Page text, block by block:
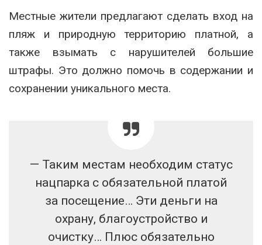
Местные жители предлагают сделать вход на
пляж и природную территорию платной, а
также взымать с нарушителей большие
штрафы. Это должно помочь в содержании и
сохранении уникального места.
— Таким местам необходим статус
нацпарка с обязательной платой
за посещение… Эти деньги на
охрану, благоустройство и
очистку… Плюс обязательно